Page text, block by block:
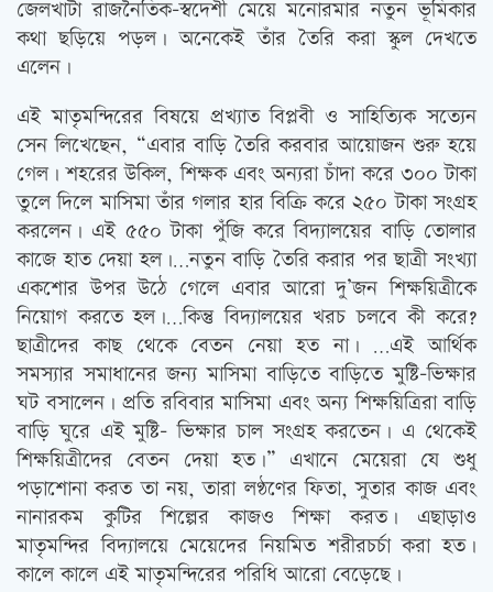
জেলখাটা রাজনৈতিক-স্বদেশী মেয়ে মনোরমার নতুন ভূমিকার
কথা ছড়িয়ে পড়ল। অনেকেই তাঁর তৈরি করা স্কুল দেখতে
এলেন।
এই মাতৃমন্দিরের বিষয়ে প্রখ্যাত বিপ্লবী ও সাহিত্যিক সত্যেন
সেন লিখেছেন, “এবার বাড়ি তৈরি করবার আয়োজন শুরু হয়ে
গেল। শহরের উকিল, শিক্ষক এবং অন্যরা চাঁদা করে ৩০০ টাকা
তুলে দিলে মাসিমা তাঁর গলার হার বিক্রি করে ২৫০ টাকা সংগ্রহ
করলেন। এই ৫৫০ টাকা পুঁজি করে বিদ্যালয়ের বাড়ি তোলার
কাজে হাত দেয়া হল।…নতুন বাড়ি তৈরি করার পর ছাত্রী সংখ্যা
একশোর উপর উঠে গেলে এবার আরো দু’জন শিক্ষয়িত্রীকে
নিয়োগ করতে হল।…কিন্তু বিদ্যালয়ের খরচ চলবে কী করে?
ছাত্রীদের কাছ থেকে বেতন নেয়া হত না। …এই আর্থিক
সমস্যার সমাধানের জন্য মাসিমা বাড়িতে বাড়িতে মুষ্টি-ভিক্ষার
ঘট বসালেন। প্রতি রবিবার মাসিমা এবং অন্য শিক্ষয়িত্রিরা বাড়ি
বাড়ি ঘুরে এই মুষ্টি- ভিক্ষার চাল সংগ্রহ করতেন। এ থেকেই
শিক্ষয়িত্রীদের বেতন দেয়া হত।” এখানে মেয়েরা যে শুধু
পড়াশোনা করত তা নয়, তারা লণ্ঠণের ফিতা, সুতার কাজ এবং
নানারকম কুটির শিল্পের কাজও শিক্ষা করত। এছাড়াও
মাতৃমন্দির বিদ্যালয়ে মেয়েদের নিয়মিত শরীরচর্চা করা হত।
কালে কালে এই মাতৃমন্দিরের পরিধি আরো বেড়েছে।